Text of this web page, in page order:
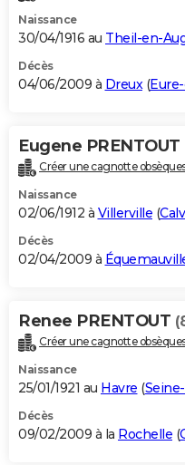
Naissance
30/04/1916 au Theil-en-
Décès
04/06/2009 à Dreux(
Eugene PRENTOUT
Créer une cagnotte
Naissance
02/06/1912 à Villerville (
Décès
02/04/2009 à
Renee PRENTOUT
Créer une cagnotte
Naissance
25/01/1921 au Havre (
Décès
09/02/2009 à la Rochelle (